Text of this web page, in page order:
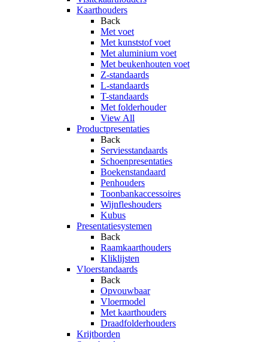
Kaarthouders
Back
Met voet
Met kunststof voet
Met aluminium voet
Met beukenhouten voet
Z-standaards
L-standaards
T-standaards
Met folderhouder
View All
Productpresentaties
Back
Serviesstandaards
Schoenpresentaties
Boekenstandaard
Penhouders
Toonbankaccessoires
Wijnfleshouders
Kubus
Presentatiesystemen
Back
Raamkaarthouders
Kliklijsten
Vloerstandaards
Back
Opvouwbaar
Vloermodel
Met kaarthouders
Draadfolderhouders
Krijtborden